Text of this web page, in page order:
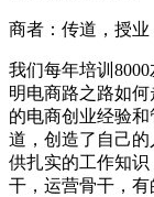
商者：传道，授业
我们每年培训
明电商路之路如
的电商创业经验
道，创造了自己
供扎实的工作知
干，运营骨干，有